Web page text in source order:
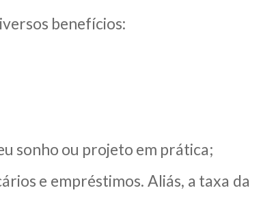
benefícios:
sonho ou projeto em prática;
e empréstimos. Aliás, a taxa da